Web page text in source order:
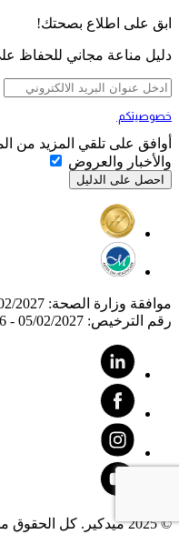
ابق على اطلاع بصحتك!
دليل مناعة مجاني للحفاظ
خصوصيتكم
أوافق على تلقي المزيد من
والأخبار والعروض
موافقة وزارة الصحة: 8GFB2ZFGO-060226 - 05/02/2027
رقم الترخيص: GFB2ZFGO-060226 - 05/02/2027.
© 2025 ميدكير. كل الحقوق محفوظة.